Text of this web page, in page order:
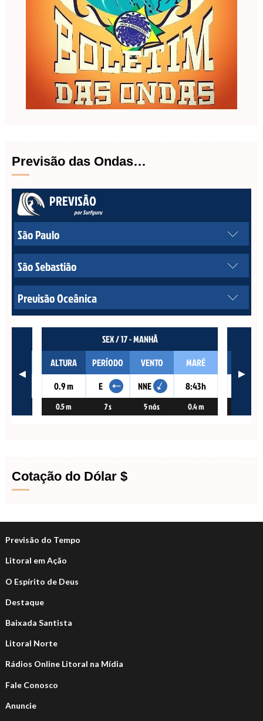
Previsão das Ondas…
Cotação do Dólar $
Previsão do Tempo
Litoral em Ação
O Espírito de Deus
Destaque
Baixada Santista
Litoral Norte
Rádios Online Litoral na Mídia
Fale Conosco
Anuncie